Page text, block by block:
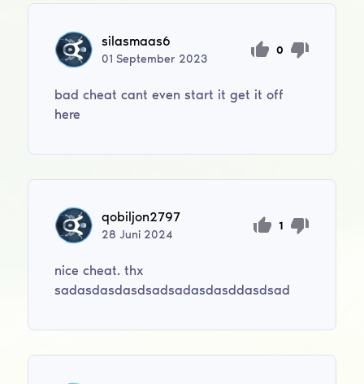
silasmaas6
01September 2023
0
bad cheat cant even start it get it off
here
qobiljon2797
28Juni 2024
1
nice cheat. thx
sadasdasdasdsadsadasdasddasdsad